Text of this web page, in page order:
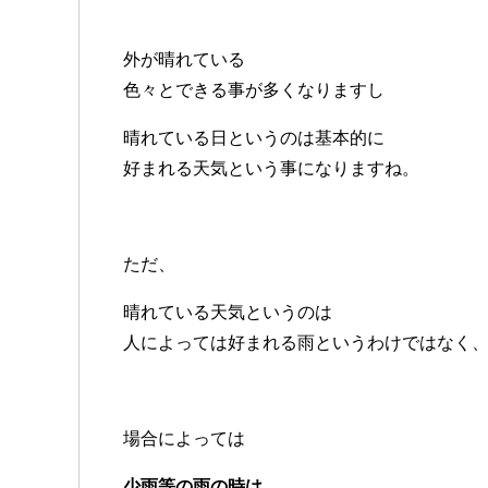
外が晴れている
色々とできる事が多くなりますし
晴れている日というのは基本的に
好まれる天気という事になりますね。
ただ、
晴れている天気というのは
人によっては好まれる雨というわけではなく、
場合によっては